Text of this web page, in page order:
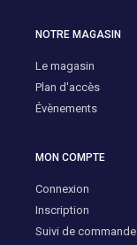
NOTRE MAGASIN
Le magasin
Plan d'accès
Évènements
MON COMPTE
Connexion
Inscription
Suivi de commande